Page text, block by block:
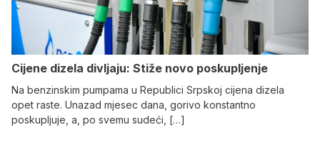
Cijene dizela divljaju: Stiže novo poskupljenje
Na benzinskim pumpama u Republici Srpskoj cijena dizela
opet raste. Unazad mjesec dana, gorivo konstantno
poskupljuje, a, po svemu sudeći, […]